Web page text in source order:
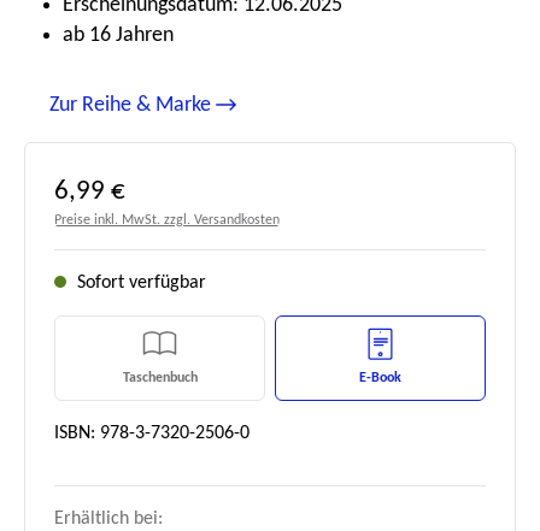
Erscheinungsdatum: 12.06.2025
ab 16 Jahren
Zur Reihe & Marke
Regulärer Preis:
6,99 €
Preise inkl. MwSt. zzgl. Versandkosten
Sofort verfügbar
Taschenbuch E-Book
ISBN: 978-3-7320-2506-0
Erhältlich bei: